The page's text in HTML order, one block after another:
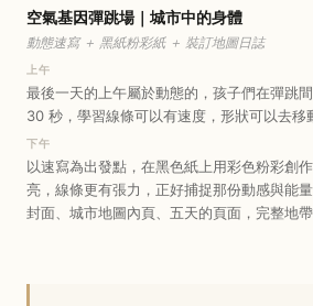
空氣基因彈跳場｜城市中的身體
動態速寫 ＋ 黑紙粉彩紙 ＋ 裝訂地圖日誌
上午
最後一天的上午屬於動態的，孩子們在彈跳
30 秒，學習線條可以有速度，形狀可以去移
下午
以速寫為出發點，在黑色紙上用彩色粉彩創
亮，線條更有張力，正好捕捉那份動感與能
封面、城市地圖內頁、五天的頁面，完整地帶